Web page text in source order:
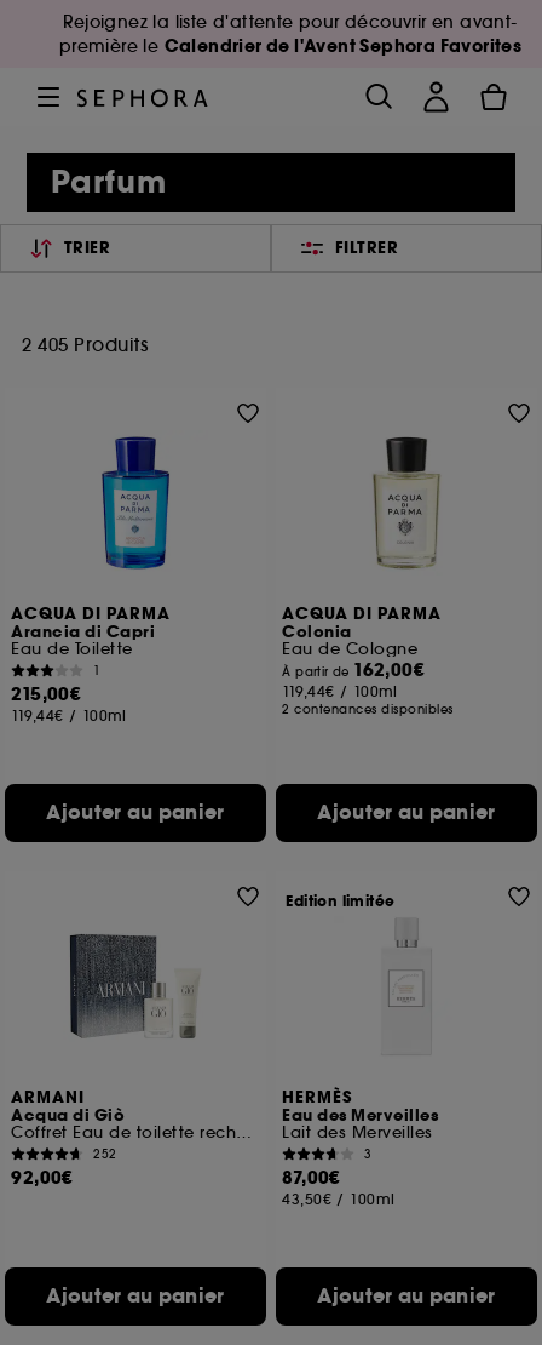
Rejoignez la liste d'attente pour découvrir en avant-
première le Calendrier de l'Avent Sephora Favorites
Parfum
TRIER FILTRER
2 405 Produits
ACQUA DI PARMA
Arancia di Capri
Eau de Toilette
1
215,00€
119,44€ / 100ml
Ajouter au panier
ACQUA DI PARMA
Colonia
Eau de Cologne
À partir de 162,00€
119,44€ / 100ml
2 contenances disponibles
Ajouter au panier
ARMANI
Acqua di Giò
Coffret Eau de toilette rechargeable pour homme
252
92,00€
Ajouter au panier
HERMÈS
Eau des Merveilles
Lait des Merveilles
3
87,00€
43,50€ / 100ml
Ajouter au panier
Edition limitée